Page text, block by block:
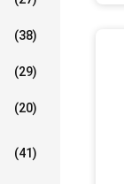
(38)
(29)
(20)
(41)